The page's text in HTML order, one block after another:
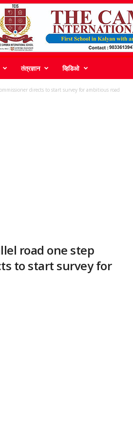
तंत्रज्ञान व्हिडिओ
directs to start survey for ambitious road
road one step
to start survey for